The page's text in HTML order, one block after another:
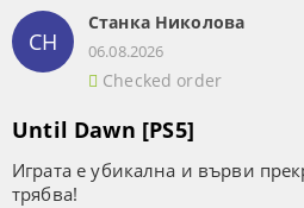
СН
Станка Николова
06.08.2026
Checked order
Until Dawn [PS5]
Играта е убикална и върви
трябва!